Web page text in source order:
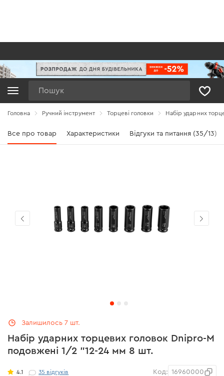
Головна Ручний інструмент Торцеві головки Набір ударних
Все про товар Характеристики Відгуки та питання (35/13)
Набір ударних торцевих головок Dnipro-M
подовжені 1/2 "12-24 мм 8 шт.
4.1 35 відгуків Код: 16960000
Залишилось 7 шт.